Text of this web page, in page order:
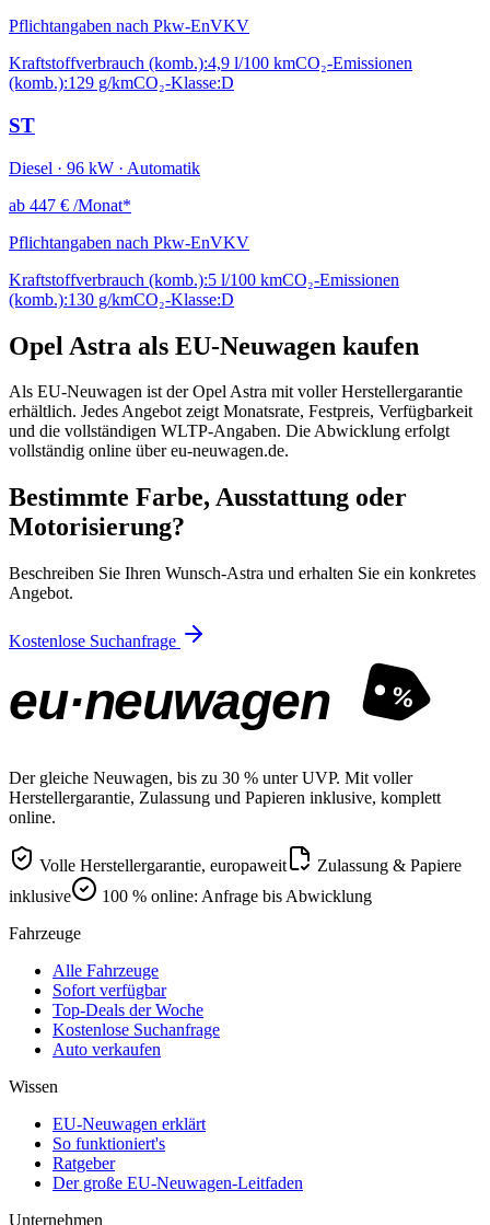
Pflichtangaben nach Pkw-EnVKV
Kraftstoffverbrauch (komb.):4,9 l/100 kmCO₂-Emissionen
(komb.):129 g/kmCO₂-Klasse:D
ST
Diesel · 96 kW · Automatik
ab 447 € /Monat*
Pflichtangaben nach Pkw-EnVKV
Kraftstoffverbrauch (komb.):5 l/100 kmCO₂-Emissionen
(komb.):130 g/kmCO₂-Klasse:D
Opel Astra als EU-Neuwagen kaufen
Als EU-Neuwagen ist der Opel Astra mit voller Herstellergarantie
erhältlich. Jedes Angebot zeigt Monatsrate, Festpreis, Verfügbarkeit
und die vollständigen WLTP-Angaben. Die Abwicklung erfolgt
vollständig online über eu-neuwagen.de.
Bestimmte Farbe, Ausstattung oder
Motorisierung?
Beschreiben Sie Ihren Wunsch-Astra und erhalten Sie ein konkretes
Angebot.
Kostenlose Suchanfrage
eu·neuwagen %
Der gleiche Neuwagen, bis zu 30 % unter UVP. Mit voller
Herstellergarantie, Zulassung und Papieren inklusive, komplett
online.
Volle Herstellergarantie, europaweit
Zulassung & Papiere
inklusive
100 % online: Anfrage bis Abwicklung
Fahrzeuge
Alle Fahrzeuge
Sofort verfügbar
Top-Deals der Woche
Kostenlose Suchanfrage
Auto verkaufen
Wissen
EU-Neuwagen erklärt
So funktioniert's
Ratgeber
Der große EU-Neuwagen-Leitfaden
Unternehmen